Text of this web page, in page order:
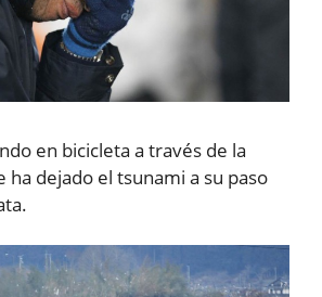
en bicicleta a través de la
ha dejado el tsunami a su paso